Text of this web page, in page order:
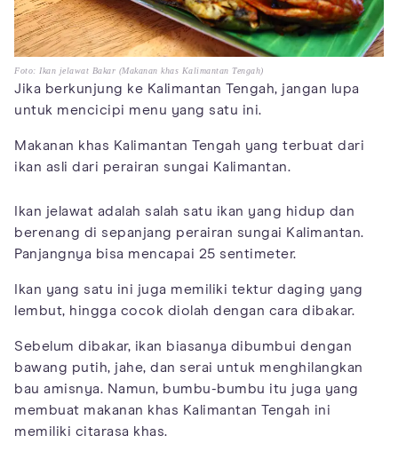
Foto: Ikan jelawat Bakar (Makanan khas Kalimantan Tengah)
Jika berkunjung ke Kalimantan Tengah, jangan lupa
untuk mencicipi menu yang satu ini.
Makanan khas Kalimantan Tengah yang terbuat dari
ikan asli dari perairan sungai Kalimantan.
Ikan jelawat adalah salah satu ikan yang hidup dan
berenang di sepanjang perairan sungai Kalimantan.
Panjangnya bisa mencapai 25 sentimeter.
Ikan yang satu ini juga memiliki tektur daging yang
lembut, hingga cocok diolah dengan cara dibakar.
Sebelum dibakar, ikan biasanya dibumbui dengan
bawang putih, jahe, dan serai untuk menghilangkan
bau amisnya. Namun, bumbu-bumbu itu juga yang
membuat makanan khas Kalimantan Tengah ini
memiliki citarasa khas.